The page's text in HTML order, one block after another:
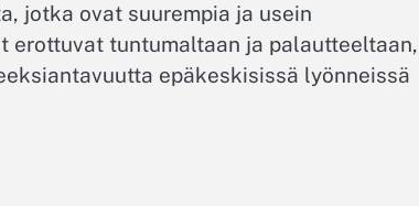
jotka ovat suurempia ja usein
erottuvat tuntumaltaan ja palautteeltaan,
epäkeskisissä lyönneissä